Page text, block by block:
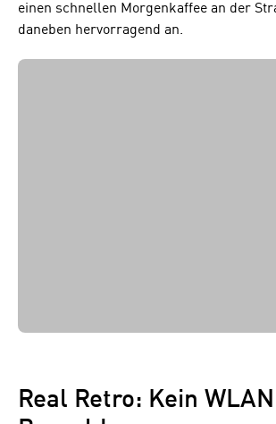
einen schnellen Morgenkaffee an der
daneben hervorragend an.
Real Retro: Kein